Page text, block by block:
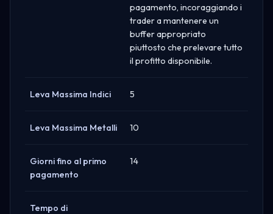
pagamento, incoraggiando i
trader a mantenere un
buffer appropriato
piuttosto che prelevare tutto
il profitto disponibile.
Leva Massima Indici 5
Leva Massima Metalli 10
Giorni fino al primo
pagamento
14
Tempo di